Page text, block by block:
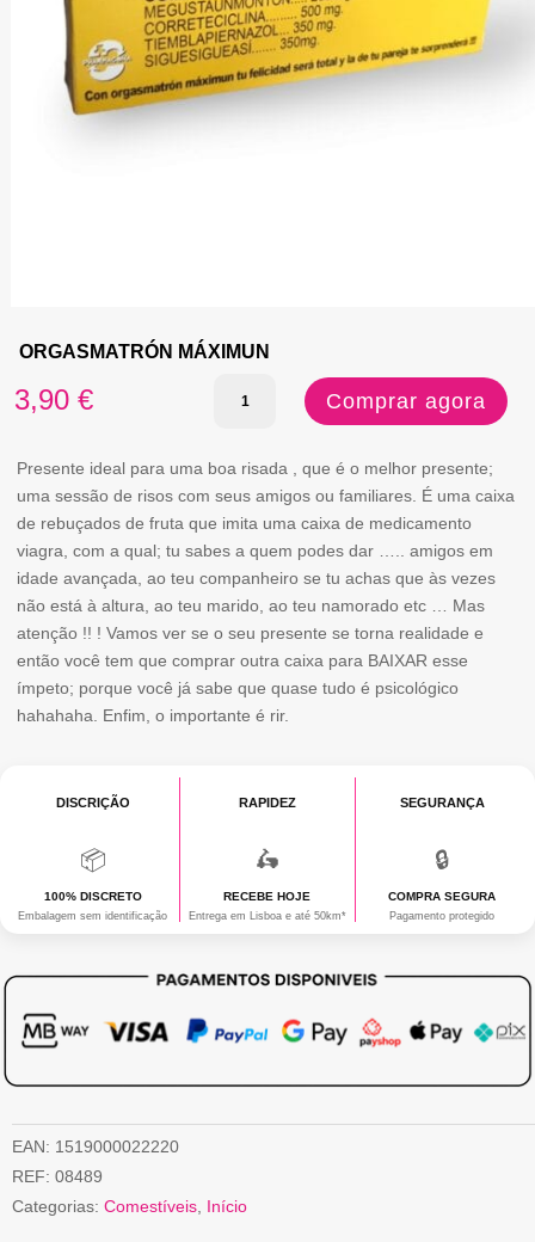
ORGASMATRÓN MÁXIMUN
3,90 €
Quantidade
ORGASMATRÓN
MÁXIMUN
Comprar agora
Presente ideal para uma boa risada , que é o melhor presente;
uma sessão de risos com seus amigos ou familiares. É uma caixa
de rebuçados de fruta que imita uma caixa de medicamento
viagra, com a qual; tu sabes a quem podes dar ….. amigos em
idade avançada, ao teu companheiro se tu achas que às vezes
não está à altura, ao teu marido, ao teu namorado etc … Mas
atenção !! ! Vamos ver se o seu presente se torna realidade e
então você tem que comprar outra caixa para BAIXAR esse
ímpeto; porque você já sabe que quase tudo é psicológico
hahahaha. Enfim, o importante é rir.
DISCRIÇÃO
📦
100% DISCRETO
Embalagem sem identificação
RAPIDEZ
🛵
RECEBE HOJE
Entrega em Lisboa e até 50km*
SEGURANÇA
🔒
COMPRA SEGURA
Pagamento protegido
EAN: 1519000022220
REF: 08489
Categorias: Comestíveis, Início